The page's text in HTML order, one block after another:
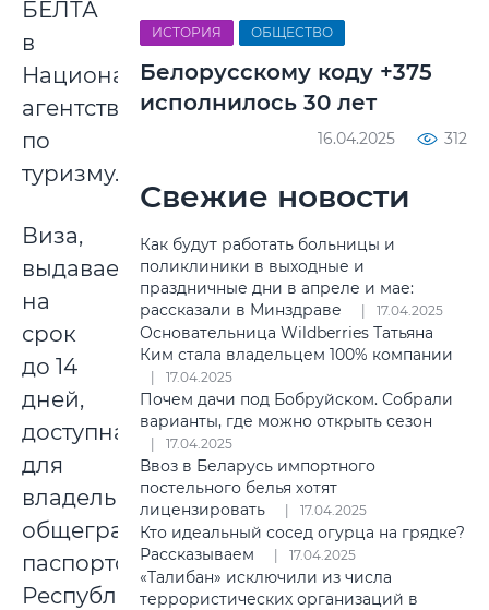
БЕЛТА
в
Национальном
агентстве
по
туризму.
Виза,
выдаваемая
на
срок
до 14
дней,
доступна
для
владельцев
общегражданских
паспортов
Республики
ИСТОРИЯ ОБЩЕСТВО
Белорусскому коду +375
исполнилось 30 лет
16.04.2025 312
Свежие новости
Как будут работать больницы и
поликлиники в выходные и
праздничные дни в апреле и мае:
рассказали в Минздраве
17.04.2025
Основательница Wildberries Татьяна
Ким стала владельцем 100% компании
17.04.2025
Почем дачи под Бобруйском. Собрали
варианты, где можно открыть сезон
17.04.2025
Ввоз в Беларусь импортного
постельного белья хотят
лицензировать
17.04.2025
Кто идеальный сосед огурца на грядке?
Рассказываем
17.04.2025
«Талибан» исключили из числа
террористических организаций в